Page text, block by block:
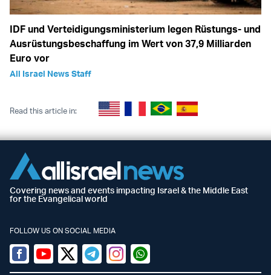
IDF und Verteidigungsministerium legen Rüstungs- und
Ausrüstungsbeschaffung im Wert von 37,9 Milliarden
Euro vor
All Israel News Staff
Read this article in:
Covering news and events impacting Israel & the Middle East
for the Evangelical world
FOLLOW US ON SOCIAL MEDIA
Facebook
YoutubeTwitter (X)
TelegramInstagramWhatsapp